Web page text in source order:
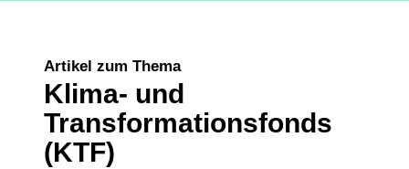
Artikel zum Thema
Klima- und
Transformationsfonds
(KTF)